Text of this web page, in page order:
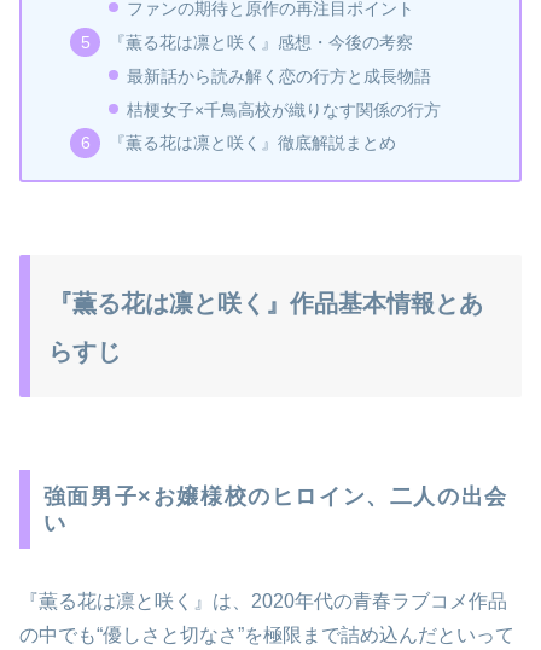
ファンの期待と原作の再注目ポイント
『薫る花は凛と咲く』感想・今後の考察
最新話から読み解く恋の行方と成長物語
桔梗女子×千鳥高校が織りなす関係の行方
『薫る花は凛と咲く』徹底解説まとめ
『薫る花は凛と咲く』作品基本情報とあ
らすじ
強面男子×お嬢様校のヒロイン、二人の出会
い
『薫る花は凛と咲く』は、2020年代の青春ラブコメ作品
の中でも“優しさと切なさ”を極限まで詰め込んだといって